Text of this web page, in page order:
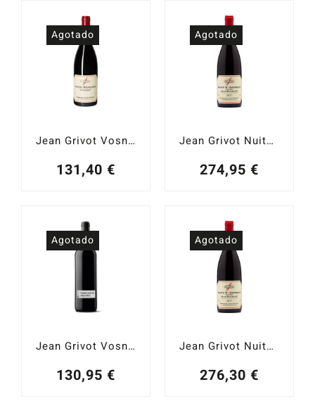
Agotado
Jean Grivot Vosne-Romanée Bossières 2020
131,40 €
Agotado
Jean Grivot Nuits Saint Georges 1er Cru Aux Boudots 2021
274,95 €
Agotado
Jean Grivot Vosne-Romanée Bossières 2021
130,95 €
Agotado
Jean Grivot Nuits-Saint-Georges 1er. Cru Aux Boudots 2020
276,30 €